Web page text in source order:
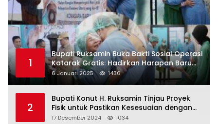
1
Bupati Ruksamin Buka Bakti Sosial Operasi
Katarak Gratis: Hadirkan Harapan Baru
bagi Masyarakat Konut
6 Januari 2025 1436
2
Bupati Konut H. Ruksamin Tinjau Proyek
Fisik untuk Pastikan Kesesuaian dengan
Perencanaan
17 Desember 2024 1034